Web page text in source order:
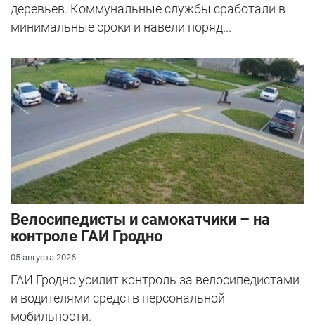
деревьев. Коммунальные службы сработали в
минимальные сроки и навели поряд...
Велосипедисты и самокатчики – на
контроле ГАИ Гродно
05 августа 2026
ГАИ Гродно усилит контроль за велосипедистами
и водителями средств персональной
мобильности.